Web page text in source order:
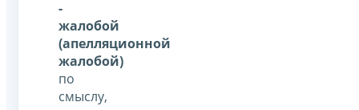
-
жалобой
(апелляционной
жалобой)
по
смыслу,